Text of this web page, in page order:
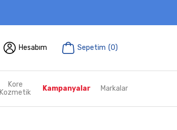
Hesabım Sepetim (0)
Kore
Kozmetik
Kampanyalar Markalar